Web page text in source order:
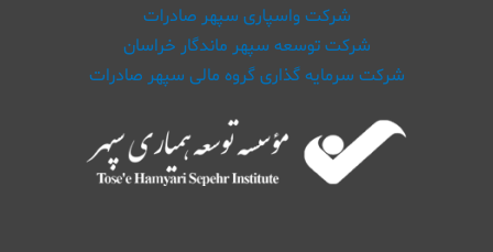
شرکت واسپاری سپهر صادرات
شرکت توسعه سپهر ماندگار خراسان
شرکت سرمایه گذاری گروه مالی سپهر صادرات